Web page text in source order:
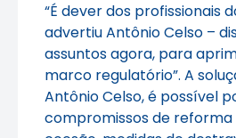
“É dever dos profissionais
advertiu Antônio Celso –
assuntos agora, para
marco regulatório”. A
Antônio Celso, é possível
compromissos de